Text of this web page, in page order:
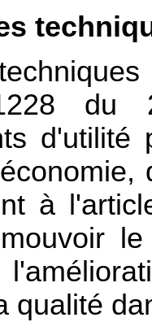
du
à
qualité